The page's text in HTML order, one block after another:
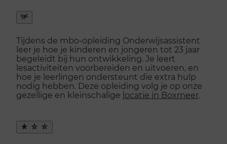
Snel
naar
menu
openen
Tijdens de mbo-opleiding Onderwijsassistent
leer je hoe je kinderen en jongeren tot 23 jaar
begeleidt bij hun ontwikkeling. Je leert
lesactiviteiten voorbereiden en uitvoeren, en
hoe je leerlingen ondersteunt die extra hulp
nodig hebben. Deze opleiding volg je op onze
gezellige en kleinschalige locatie in Boxmeer.
Maak
favoriet